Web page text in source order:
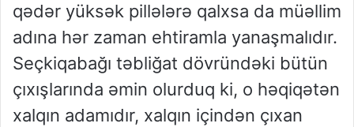
qədər yüksək pillələrə qalxsa da müəllim
adına hər zaman ehtiramla yanaşmalıdır.
Seçkiqabağı təbliğat dövründəki bütün
çıxışlarında əmin olurduq ki, o həqiqətən
xalqın adamıdır, xalqın içindən çıxan